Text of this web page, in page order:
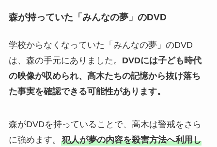
森が持っていた「みんなの夢」のDVD
学校からなくなっていた「みんなの夢」のDVD
は、森の手元にありました。 DVDには子ども時代
の映像が収められ、高木たちの記憶から抜け落ち
た事実を確認できる可能性があります。
森がDVDを持っていることで、高木は警戒をさら
に強めます。 犯人が夢の内容を殺害方法へ利用し